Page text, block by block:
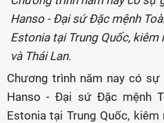
Hanso - Đại sứ Đặc mệnh
Estonia tại Trung Quốc,
và Thái Lan.
Chương trình năm nay có
Hanso - Đại sứ Đặc mệnh
Estonia tại Trung Quốc,